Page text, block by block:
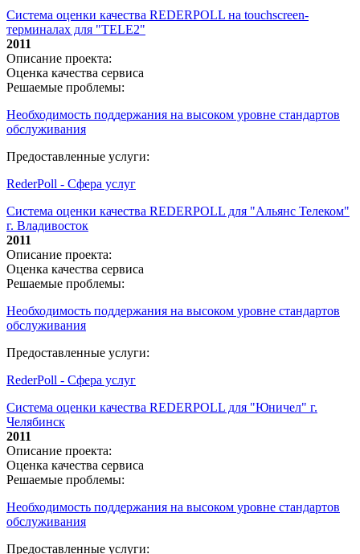
Система оценки качества REDERPOLL на touchscreen-
терминалах для "TELE2"
2011
Описание проекта:
Оценка качества сервиса
Решаемые проблемы:
Необходимость поддержания на высоком уровне стандартов
обслуживания
Предоставленные услуги:
RederPoll - Сфера услуг
Система оценки качества REDERPOLL для "Альянс Телеком"
г. Владивосток
2011
Описание проекта:
Оценка качества сервиса
Решаемые проблемы:
Необходимость поддержания на высоком уровне стандартов
обслуживания
Предоставленные услуги:
RederPoll - Сфера услуг
Система оценки качества REDERPOLL для "Юничел" г.
Челябинск
2011
Описание проекта:
Оценка качества сервиса
Решаемые проблемы:
Необходимость поддержания на высоком уровне стандартов
обслуживания
Предоставленные услуги: